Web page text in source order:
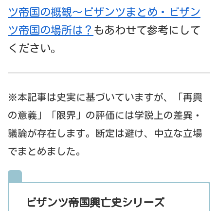
ツ帝国の概観～ビザンツまとめ・ビザン
ツ帝国の場所は？ もあわせて参考にして
ください。
※本記事は史実に基づいていますが、「再興
の意義」「限界」の評価には学説上の差異・
議論が存在します。断定は避け、中立な立場
でまとめました。
ビザンツ帝国興亡史シリーズ